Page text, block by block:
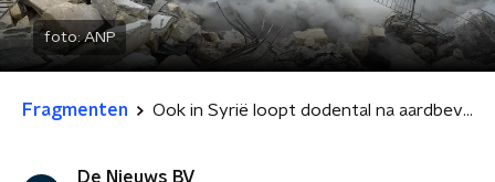
foto:ANP
Fragmenten Ook in Syrië loopt dodental na aardbeving snel op
De Nieuws BV